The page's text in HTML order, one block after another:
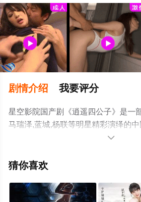
剧情介绍 我要评分
星空影院国产剧《逍遥四公子》是一
马瑞泽,蓝城,杨联等明星精彩演绎的
免费观看高清未删减完整版电视剧全
台了解。

猜你喜欢